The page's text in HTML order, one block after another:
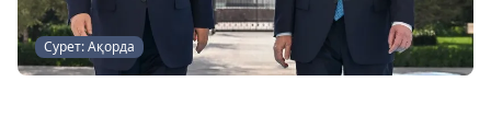
Сурет: Ақорда